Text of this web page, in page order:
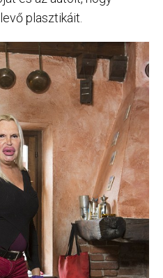
plasztikáit.